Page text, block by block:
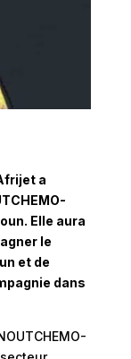
a
Elle aura
le
et de
dans